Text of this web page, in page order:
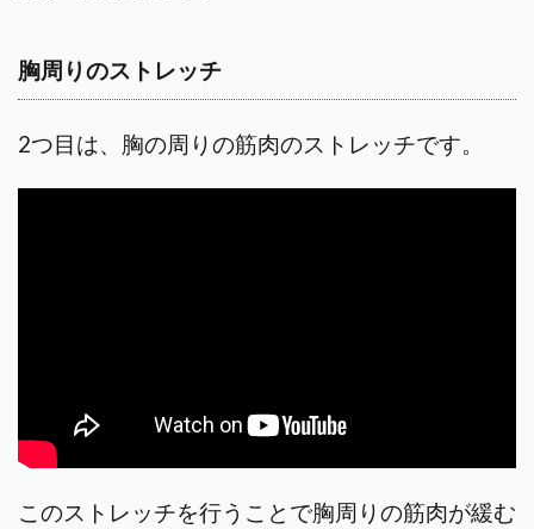
胸周りのストレッチ
2つ目は、胸の周りの筋肉のストレッチです。
このストレッチを行うことで胸周りの筋肉が緩む